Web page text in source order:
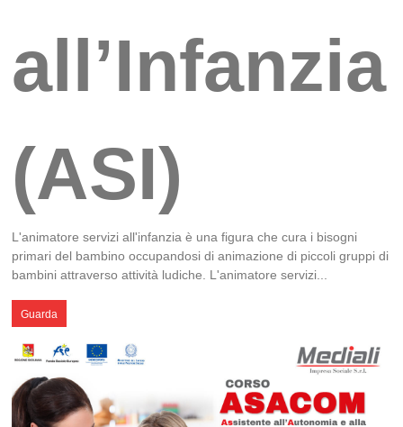
all’Infanzia
(ASI)
L'animatore servizi all'infanzia è una figura che cura i bisogni
primari del bambino occupandosi di animazione di piccoli gruppi di
bambini attraverso attività ludiche. L'animatore servizi...
Guarda